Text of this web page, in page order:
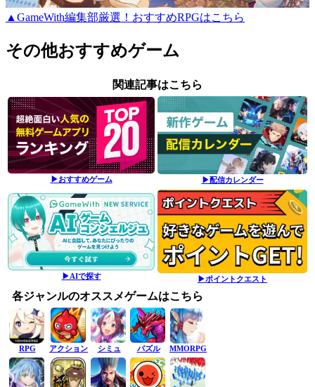
▲GameWith編集部厳選！おすすめRPGはこちら
その他おすすめゲーム
関連記事はこちら
▶おすすめゲーム ▶配信カレンダー
▶AIで探す ▶ポイントクエスト
各ジャンルのオススメゲームはこちら
RPG アクション シミュ パズル MMORPG